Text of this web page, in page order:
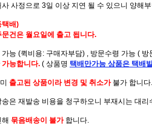
사정으로 3일 이상 지연 될 수 있으니 양해
택배)
건은 월요일에 출고 됩니다.
능 (퀵비용: 구매자부담) , 방문수령 가능 (
가능합니다. ( 상품명 택배만가능 상품은 택배
출고된 상품이라 변경 및 취소가 불가 합니다.
은 재발송 비용을 청구하오니 부재시는 대리
묶음배송이 불가 합니다.